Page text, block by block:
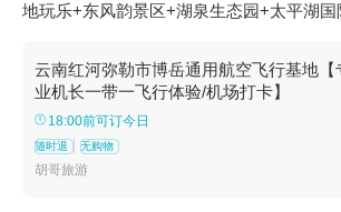
地玩乐+东风韵景区+湖泉生态园+太平湖国
空艺术馆+太平湖森林小镇1日游
云南红河弥勒市博岳通用航空飞行基地【
业机长一带一飞行体验/机场打卡】
18:00前可订今日
随时退 无购物
胡哥旅游